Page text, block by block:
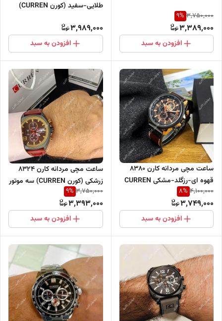
3,750,000
9%
3,389,000
افزودن به سبد
طلایی-سفید (کورن CURREN)
3,989,000
افزودن به سبد
ساعت مچی مردانه کارن 8380
قهوه ای-رزگلد-مشکی CURREN
سه موتور فعال
4,100,000
8%
3,749,000
افزودن به سبد
ساعت مچی مردانه کارن 8324
زرشکی (کورن CURREN) سه موتور
فعال
3,750,000
9%
3,393,000
افزودن به سبد